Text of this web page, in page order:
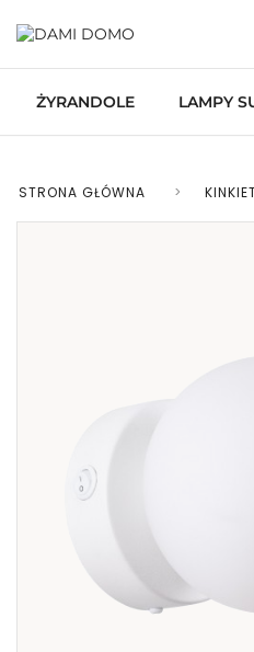
ŻYRANDOLE LAMPY
STRONA GŁÓWNA >